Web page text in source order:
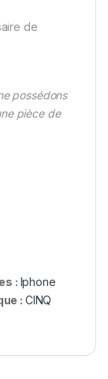
de
possédons
pièce de
: Iphone
: CINQ